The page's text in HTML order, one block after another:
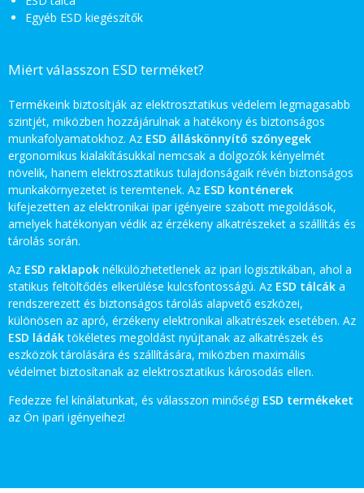
Egyéb ESD kiegészítők
Miért válasszon ESD terméket?
Termékeink biztosítják az elektrosztatikus védelem legmagasabb
szintjét, miközben hozzájárulnak a hatékony és biztonságos
munkafolyamatokhoz. Az ESD álláskönnyítő szőnyegek
ergonomikus kialakításukkal nemcsak a dolgozók kényelmét
növelik, hanem elektrosztatikus tulajdonságaik révén biztonságos
munkakörnyezetet is teremtenek. Az ESD konténerek
kifejezetten az elektronikai ipar igényeire szabott megoldások,
amelyek hatékonyan védik az érzékeny alkatrészeket a szállítás és
tárolás során.
Az ESD raklapok nélkülözhetetlenek az ipari logisztikában, ahol a
statikus feltöltődés elkerülése kulcsfontosságú. Az ESD tálcák a
rendszerezett és biztonságos tárolás alapvető eszközei,
különösen az apró, érzékeny elektronikai alkatrészek esetében. Az
ESD ládáktökéletes megoldást nyújtanak az alkatrészek és
eszközök tárolására és szállítására, miközben maximális
védelmet biztosítanak az elektrosztatikus károsodás ellen.
Fedezze fel kínálatunkat, és válasszon minőségi ESD termékeket
az Ön ipari igényeihez!